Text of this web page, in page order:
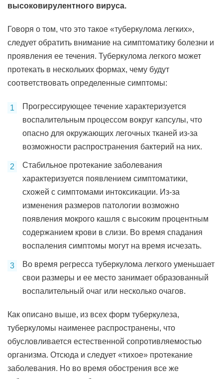
высоковирулентного вируса.
Говоря о том, что это такое «туберкулома легких»,
следует обратить внимание на симптоматику болезни и
проявления ее течения. Туберкулома легкого может
протекать в нескольких формах, чему будут
соответствовать определенные симптомы:
Прогрессирующее течение характеризуется
воспалительным процессом вокруг капсулы, что
опасно для окружающих легочных тканей из-за
возможности распространения бактерий на них.
Стабильное протекание заболевания
характеризуется появлением симптоматики,
схожей с симптомами интоксикации. Из-за
изменения размеров патологии возможно
появления мокрого кашля с высоким процентным
содержанием крови в слизи. Во время спадания
воспаления симптомы могут на время исчезать.
Во время регресса туберкулома легкого уменьшает
свои размеры и ее место занимает образованный
воспалительный очаг или несколько очагов.
Как описано выше, из всех форм туберкулеза,
туберкуломы наименее распространены, что
обусловливается естественной сопротивляемостью
организма. Отсюда и следует «тихое» протекание
заболевания. Но во время обострения все же